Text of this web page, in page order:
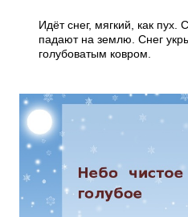
Идёт снег, мягкий, как пух.
падают на землю. Снег
голубоватым ковром.